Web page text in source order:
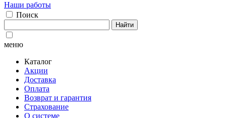
Наши работы
Поиск
Найти
меню
Каталог
Акции
Доставка
Оплата
Возврат и гарантия
Страхование
О системе